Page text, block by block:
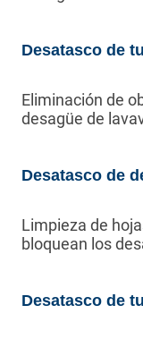
Desatasco de
Eliminación de
desagüe de
Desatasco de
Limpieza de
bloquean los
Desatasco de